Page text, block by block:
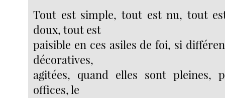
Tout est simple, tout est nu, tout
doux, tout est
paisible en ces asiles de foi, si
décoratives,
agitées, quand elles sont pleines,
offices, le